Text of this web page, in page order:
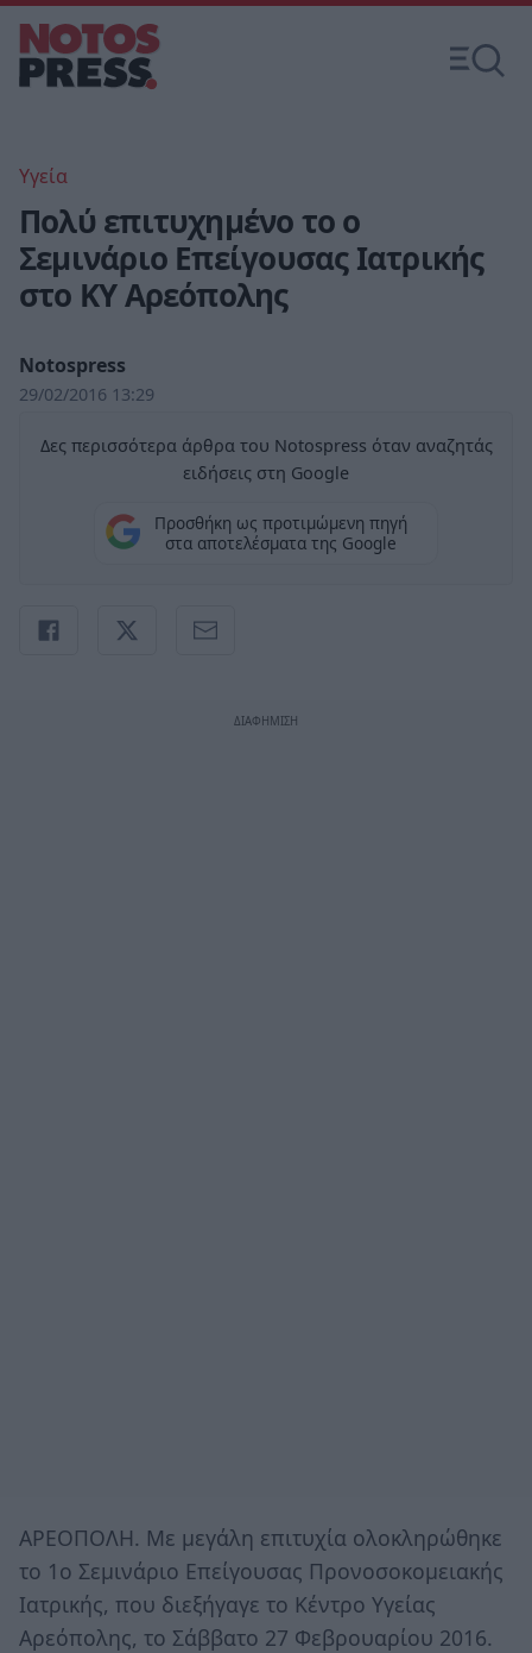
Υγεία
Πολύ επιτυχημένο το ο
Σεμινάριο Επείγουσας Ιατρικής
στο ΚΥ Αρεόπολης
Notospress
29/02/2016 13:29
Δες περισσότερα άρθρα του Notospress όταν αναζητάς
ειδήσεις στη Google
Προσθήκη ως προτιμώμενη πηγή
στα αποτελέσματα της Google
ΑΡΕΟΠΟΛΗ. Με μεγάλη επιτυχία ολοκληρώθηκε
το 1ο Σεμινάριο Επείγουσας Προνοσοκομειακής
Ιατρικής, που διεξήγαγε το Κέντρο Υγείας
Αρεόπολης, το Σάββατο 27 Φεβρουαρίου 2016.